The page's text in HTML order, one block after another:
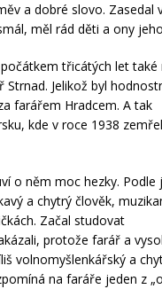
a dobré slovo. Zasedal
měl rád děti a ony
třicátých let také
Jelikož byl
farářem Hradcem. A tak
kde v roce 1938
o něm moc hezky. Podle
a chytrý člověk,
Začal studovat
protože farář a
volnomyšlenkářský a
na faráře jeden z